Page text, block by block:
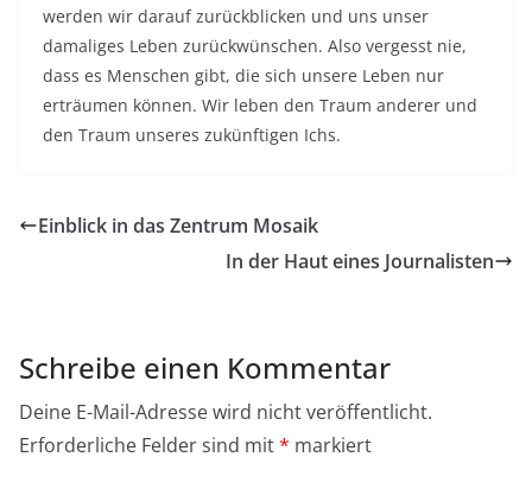
werden wir darauf zurückblicken und uns unser
damaliges Leben zurückwünschen. Also vergesst nie,
dass es Menschen gibt, die sich unsere Leben nur
erträumen können. Wir leben den Traum anderer und
den Traum unseres zukünftigen Ichs.
Einblick in das Zentrum Mosaik
In der Haut eines Journalisten
Schreibe einen Kommentar
Deine E-Mail-Adresse wird nicht veröffentlicht.
Erforderliche Felder sind mit* markiert